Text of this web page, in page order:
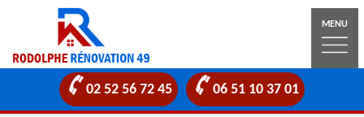
MENU
02 52 56 72 45 06 51 10 37 01